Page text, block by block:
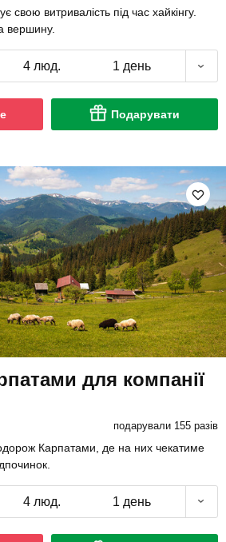
свою витривалість під час хайкінгу.
вершину.
4 люд. 1 день
Подарувати
для компанії
подарували 155 разів
Карпатами, де на них чекатиме
4 люд. 1 день